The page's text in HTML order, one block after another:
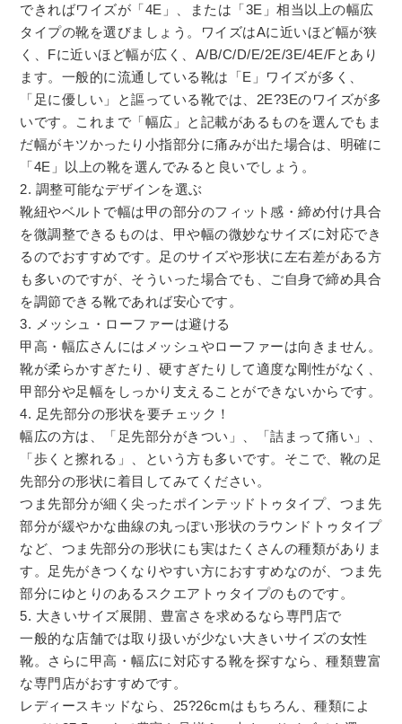
できればワイズが「4E」、または「3E」相当以上の幅広
タイプの靴を選びましょう。ワイズはAに近いほど幅が狭
く、Fに近いほど幅が広く、A/B/C/D/E/2E/3E/4E/Fとあり
ます。一般的に流通している靴は「E」ワイズが多く、
「足に優しい」と謳っている靴では、2E?3Eのワイズが多
いです。これまで「幅広」と記載があるものを選んでもま
だ幅がキツかったり小指部分に痛みが出た場合は、明確に
「4E」以上の靴を選んでみると良いでしょう。
2. 調整可能なデザインを選ぶ
靴紐やベルトで幅は甲の部分のフィット感・締め付け具合
を微調整できるものは、甲や幅の微妙なサイズに対応でき
るのでおすすめです。足のサイズや形状に左右差がある方
も多いのですが、そういった場合でも、ご自身で締め具合
を調節できる靴であれば安心です。
3. メッシュ・ローファーは避ける
甲高・幅広さんにはメッシュやローファーは向きません。
靴が柔らかすぎたり、硬すぎたりして適度な剛性がなく、
甲部分や足幅をしっかり支えることができないからです。
4. 足先部分の形状を要チェック！
幅広の方は、「足先部分がきつい」、「詰まって痛い」、
「歩くと擦れる」、という方も多いです。そこで、靴の足
先部分の形状に着目してみてください。
つま先部分が細く尖ったポインテッドトゥタイプ、つま先
部分が緩やかな曲線の丸っぽい形状のラウンドトゥタイプ
など、つま先部分の形状にも実はたくさんの種類がありま
す。足先がきつくなりやすい方におすすめなのが、つま先
部分にゆとりのあるスクエアトゥタイプのものです。
5. 大きいサイズ展開、豊富さを求めるなら専門店で
一般的な店舗では取り扱いが少ない大きいサイズの女性
靴。さらに甲高・幅広に対応する靴を探すなら、種類豊富
な専門店がおすすめです。
レディースキッドなら、25?26cmはもちろん、種類によ